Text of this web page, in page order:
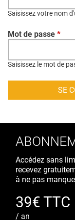
CONTACT
CRÉDITS
Saisissez votre nom
Mot de passe *
Saisissez le mot de
Accédez sans
recevez
à ne pas
39€ TTC
/ an